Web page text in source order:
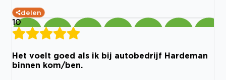
delen
10
Het voelt goed als ik bij autobedrijf Hardeman
binnen kom/ben.